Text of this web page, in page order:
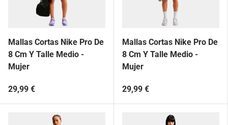
Mallas Cortas Nike Pro De
8 Cm Y Talle Medio -
Mujer
29,99 €
Mallas Cortas Nike Pro De
8 Cm Y Talle Medio -
Mujer
29,99 €